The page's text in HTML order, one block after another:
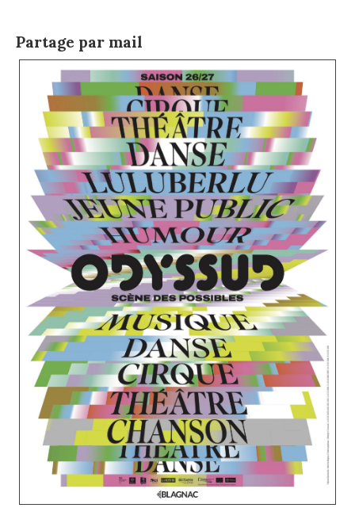
Partage par mail